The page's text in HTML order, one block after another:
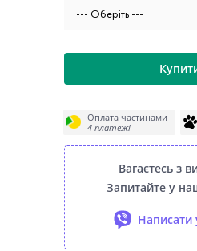
--- Оберіть ---
Оплата частинами
4 платежі
Вагаєтесь з
Запитайте у
Написати